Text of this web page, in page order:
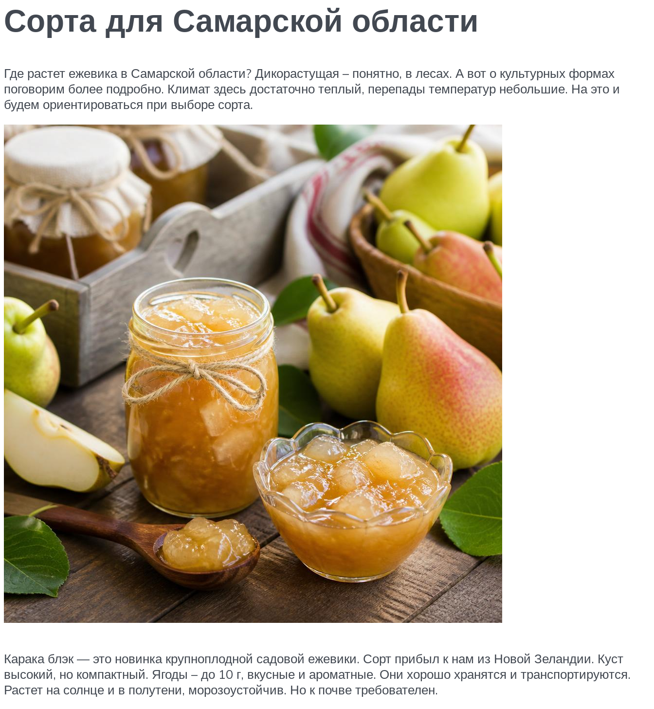
Сорта для Самарской области
Где растет ежевика в Самарской области? Дикорастущая – понятно, в лесах. А вот о культурных формах
поговорим более подробно. Климат здесь достаточно теплый, перепады температур небольшие. На это и
будем ориентироваться при выборе сорта.
Карака блэк — это новинка крупноплодной садовой ежевики. Сорт прибыл к нам из Новой Зеландии. Куст
высокий, но компактный. Ягоды – до 10 г, вкусные и ароматные. Они хорошо хранятся и транспортируются.
Растет на солнце и в полутени, морозоустойчив. Но к почве требователен.